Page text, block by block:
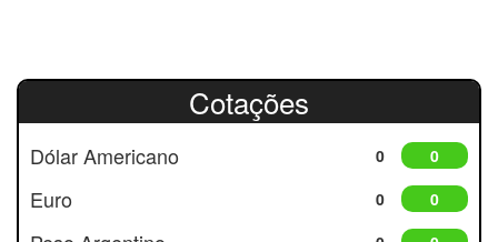
Cotações
Dólar Americano 0 0
Euro 0 0